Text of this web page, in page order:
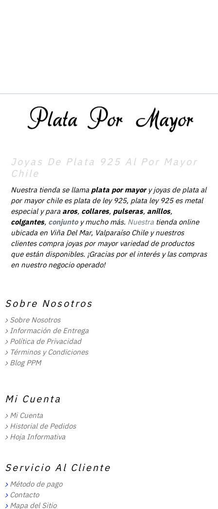
Joyas De Plata 925 Al Por Mayor
Chile
Nuestra tienda se llama plata por mayory joyas de plata al
por mayor chile es plata de ley 925, plata ley 925 es metal
especial y para aros, collares, pulseras, anillos,
colgantes, conjunto y mucho más. Nuestra tienda online
ubicada en Viña Del Mar, Valparaíso Chile y nuestros
clientes compra joyas por mayor variedad de productos
que están disponibles. ¡Gracias por el interés y las compras
en nuestro negocio operado!
Sobre Nosotros
Sobre Nosotros
Información de Entrega
Política de Privacidad
Términos y Condiciones
Blog PPM
Mi Cuenta
Mi Cuenta
Historial de Pedidos
Hoja Informativa
Servicio Al Cliente
Método de pago
Contacto
Mapa del Sitio